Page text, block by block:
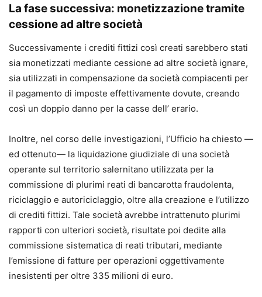
La fase successiva: monetizzazione tramite
cessione ad altre società
Successivamente i crediti fittizi così creati sarebbero stati
sia monetizzati mediante cessione ad altre società ignare,
sia utilizzati in compensazione da società compiacenti per
il pagamento di imposte effettivamente dovute, creando
così un doppio danno per la casse dell’ erario.
Inoltre, nel corso delle investigazioni, l’Ufficio ha chiesto —
ed ottenuto— la liquidazione giudiziale di una società
operante sul territorio salernitano utilizzata per la
commissione di plurimi reati di bancarotta fraudolenta,
riciclaggio e autoriciclaggio, oltre alla creazione e l’utilizzo
di crediti fittizi. Tale società avrebbe intrattenuto plurimi
rapporti con ulteriori società, risultate poi dedite alla
commissione sistematica di reati tributari, mediante
l’emissione di fatture per operazioni oggettivamente
inesistenti per oltre 335 milioni di euro.